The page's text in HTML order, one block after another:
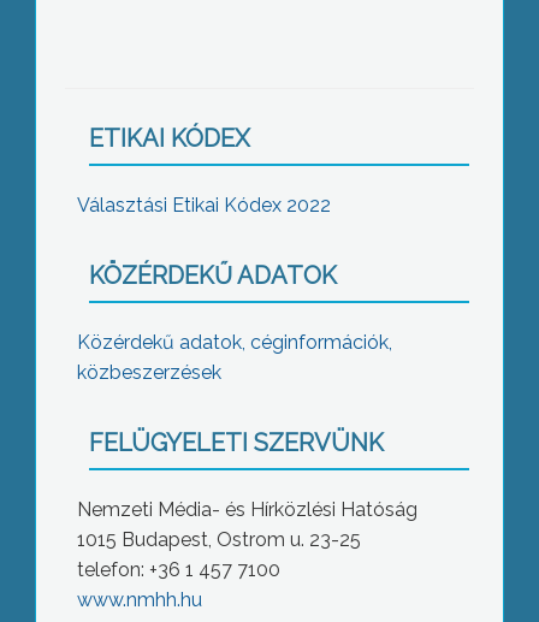
ETIKAI KÓDEX
Választási Etikai Kódex 2022
KÖZÉRDEKŰ ADATOK
Közérdekű adatok, céginformációk,
közbeszerzések
FELÜGYELETI SZERVÜNK
Nemzeti Média- és Hírközlési Hatóság
1015 Budapest, Ostrom u. 23-25
telefon: +36 1 457 7100
www.nmhh.hu